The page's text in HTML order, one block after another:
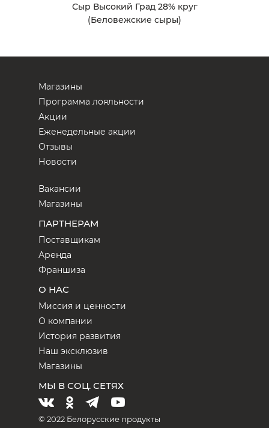
Сыр Высокий Град 28% круг
(Беловежские сыры)
Магазины
Программа лояльности
Акции
Еженедельные акции
Отзывы
Новости
Вакансии
Магазины
ПАРТНЕРАМ
Поставщикам
Аренда
Франшиза
О НАС
Миссия и ценности
О компании
История развития
Наш эксклюзив
Магазины
МЫ В СОЦ. СЕТЯХ
© 2022 Белорусские продукты